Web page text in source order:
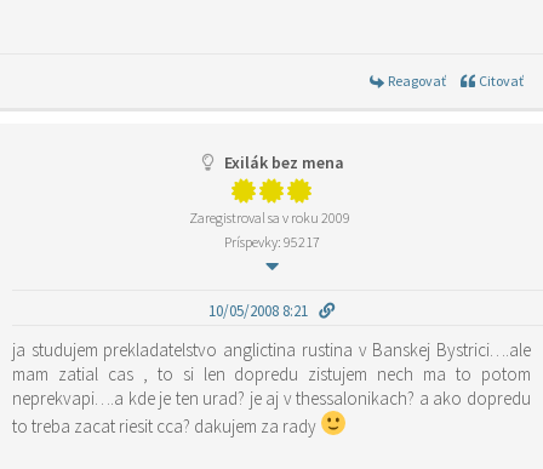
Reagovať Citovať
Exilák bez mena
Zaregistroval sa v roku 2009
Príspevky: 95217
10/05/2008 8:21
ja studujem prekladatelstvo anglictina rustina v Banskej Bystrici….ale
mam zatial cas , to si len dopredu zistujem nech ma to potom
neprekvapi….a kde je ten urad? je aj v thessalonikach? a ako dopredu
to treba zacat riesit cca? dakujem za rady